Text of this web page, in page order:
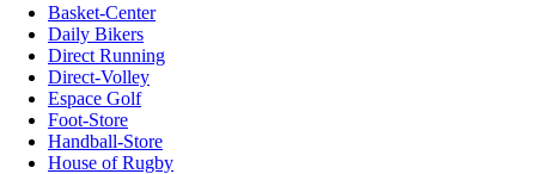
Basket-Center
Daily Bikers
Direct Running
Direct-Volley
Espace Golf
Foot-Store
Handball-Store
House of Rugby